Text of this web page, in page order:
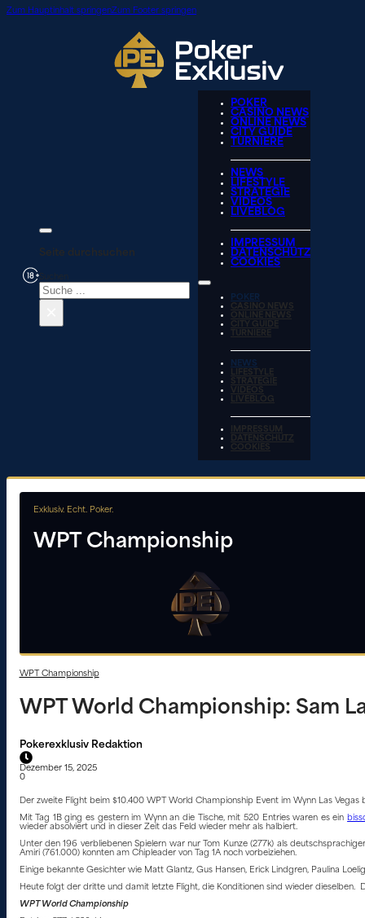
Zum Hauptinhalt springenZum Footer springen
Seite durchsuchen
POKER
CASINO NEWS
ONLINE NEWS
CITY GUIDE
TURNIERE
NEWS
LIFESTYLE
STRATEGIE
VIDEOS
LIVEBLOG
IMPRESSUM
DATENSCHUTZ
COOKIES
POKER
CASINO NEWS
ONLINE NEWS
CITY GUIDE
TURNIERE
NEWS
LIFESTYLE
STRATEGIE
VIDEOS
LIVEBLOG
IMPRESSUM
DATENSCHUTZ
COOKIES
Exklusiv. Echt. Poker.
WPT Championship
WPT Championship
WPT World Championship: Sam
Pokerexklusiv Redaktion
Dezember 15, 2025
0
Der zweite Flight beim $10.400 WPT World Championship Event im Wynn Las
Mit Tag 1B ging es gestern im Wynn an die Tische, mit 520 Entries waren es ein
wieder absolviert und in dieser Zeit das Feld wieder mehr als halbiert.
Unter den 196 verbliebenen Spielern war nur Tom Kunze (277k) als
Amiri (761.000) konnten am Chipleader von Tag 1A noch vorbeiziehen.
Einige bekannte Gesichter wie Matt Glantz, Gus Hansen, Erick Lindgren, Paulina
Heute folgt der dritte und damit letzte Flight, die Konditionen sind wieder dieselben.
WPT World Championship